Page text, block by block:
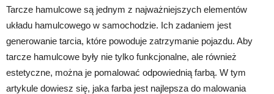
Tarcze hamulcowe są jednym z najważniejszych elementów
układu hamulcowego w samochodzie. Ich zadaniem jest
generowanie tarcia, które powoduje zatrzymanie pojazdu. Aby
tarcze hamulcowe były nie tylko funkcjonalne, ale również
estetyczne, można je pomalować odpowiednią farbą. W tym
artykule dowiesz się, jaka farba jest najlepsza do malowania